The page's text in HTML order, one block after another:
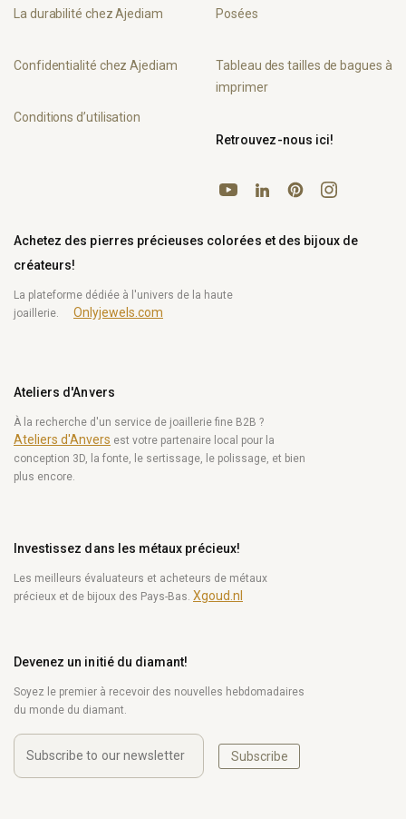
La durabilité chez Ajediam
Confidentialité chez Ajediam
Conditions d’utilisation
Posées
Tableau des tailles de bagues à
imprimer
Achetez des pierres précieuses colorées et des bijoux de
créateurs!
La plateforme dédiée à l'univers de la haute
joaillerie.
Onlyjewels.com
Ateliers d'Anvers
À la recherche d'un service de joaillerie fine B2B ?
Ateliers d'Anvers est votre partenaire local pour la
conception 3D, la fonte, le sertissage, le polissage, et bien
plus encore.
Investissez dans les métaux précieux!
Les meilleurs évaluateurs et acheteurs de métaux
précieux et de bijoux des Pays-Bas. Xgoud.nl
Devenez un initié du diamant!
Soyez le premier à recevoir des nouvelles hebdomadaires
du monde du diamant.
Subscribe
Retrouvez-nous ici!
YouTubeLinkedInPinterestInstagram